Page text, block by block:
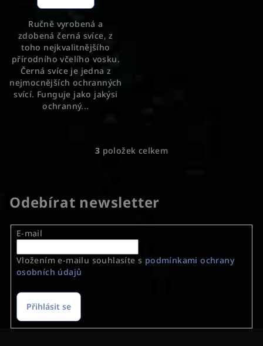
z
5
hvězdiček.
Ručně vyrobená a
zdobená černá svíce, z
toho nejkvalitnějšího
přírodního včelího vosku.
Černá svíce je jedna z
nejmocnějších ochranných
svící. Funguje jako jakýsi
ochranný...
O
á
d
a
c
í
p
v
3 položek celkem
Odebírat newsletter
E-mail
Vložením e-mailu souhlasíte s podmínkami ochrany
osobních údajů
Přihlásit se